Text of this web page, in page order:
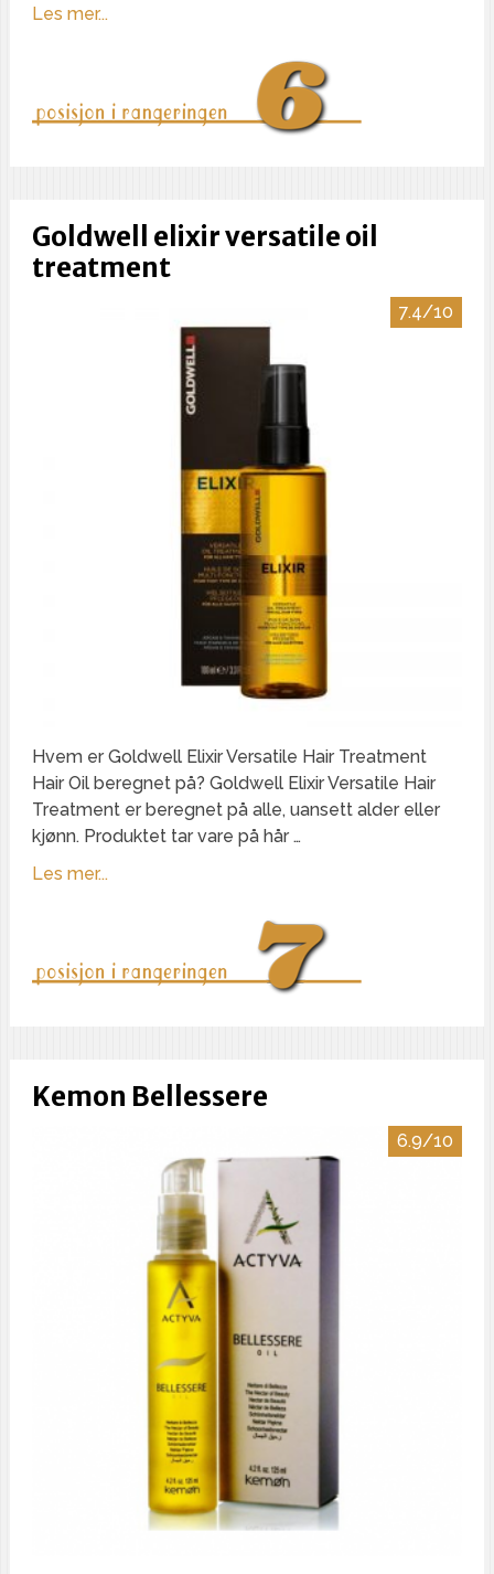
Les mer...
Goldwell elixir versatile oil
treatment
7.4/10
Hvem er Goldwell Elixir Versatile Hair Treatment
Hair Oil beregnet på? Goldwell Elixir Versatile Hair
Treatment er beregnet på alle, uansett alder eller
kjønn. Produktet tar vare på hår …
Les mer...
Kemon Bellessere
6.9/10